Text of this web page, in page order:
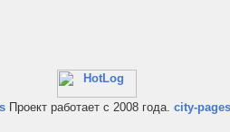
Проект работает с 2008 года. city-